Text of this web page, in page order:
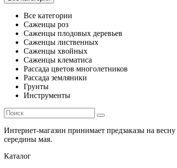
Все категории
Саженцы роз
Саженцы плодовых деревьев
Саженцы лиственных
Саженцы хвойных
Саженцы клематиса
Рассада цветов многолетников
Рассада земляники
Грунты
Инструменты
Интернет-магазин принимает предзаказы на
середины мая.
Каталог